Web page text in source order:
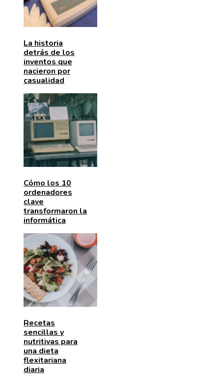
La historia
detrás de los
inventos que
nacieron por
casualidad
Cómo los 10
ordenadores
clave
transformaron la
informática
Recetas
sencillas y
nutritivas para
una dieta
flexitariana
diaria